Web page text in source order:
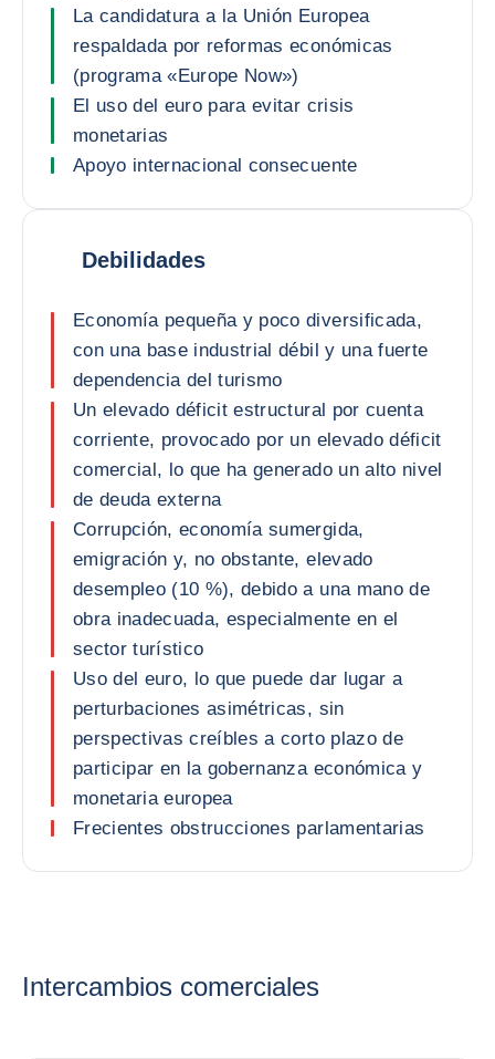
La candidatura a la Unión Europea
respaldada por reformas económicas
(programa «Europe Now»)
El uso del euro para evitar crisis
monetarias
Apoyo internacional consecuente
Debilidades
Economía pequeña y poco diversificada,
con una base industrial débil y una fuerte
dependencia del turismo
Un elevado déficit estructural por cuenta
corriente, provocado por un elevado déficit
comercial, lo que ha generado un alto nivel
de deuda externa
Corrupción, economía sumergida,
emigración y, no obstante, elevado
desempleo (10 %), debido a una mano de
obra inadecuada, especialmente en el
sector turístico
Uso del euro, lo que puede dar lugar a
perturbaciones asimétricas, sin
perspectivas creíbles a corto plazo de
participar en la gobernanza económica y
monetaria europea
Frecientes obstrucciones parlamentarias
Intercambios comerciales